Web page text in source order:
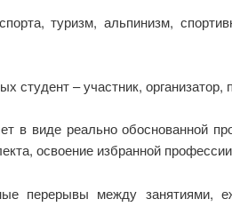
туризм, альпинизм,
студент – участник, организатор,
в виде реально обоснованной
освоение избранной
перерывы между занятиями,